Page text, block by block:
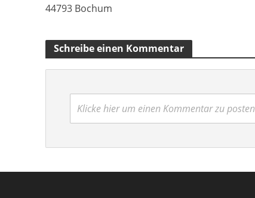
44793 Bochum
Schreibe einen Kommentar
Klicke hier um einen Kommentar zu posten